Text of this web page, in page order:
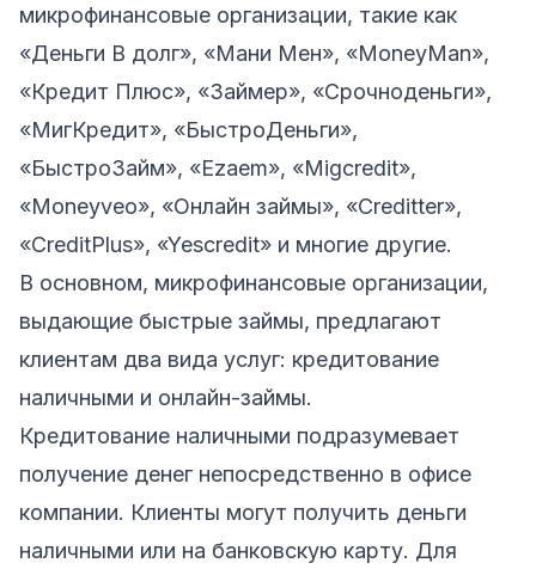
микрофинансовые организации, такие как
«Деньги В долг», «Мани Мен», «MoneyMan»,
«Кредит Плюс», «Займер», «Срочноденьги»,
«МигКредит», «БыстроДеньги»,
«БыстроЗайм», «Ezaem», «Migcredit»,
«Moneyveo», «Онлайн займы», «Creditter»,
«CreditPlus», «Yescredit» и многие другие.
В основном, микрофинансовые организации,
выдающие быстрые займы, предлагают
клиентам два вида услуг: кредитование
наличными и онлайн-займы.
Кредитование наличными подразумевает
получение денег непосредственно в офисе
компании. Клиенты могут получить деньги
наличными или на банковскую карту. Для